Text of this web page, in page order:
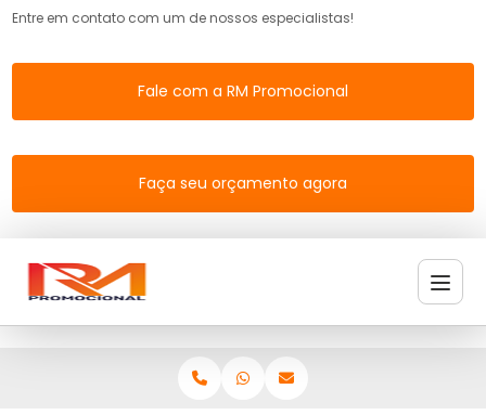
Entre em contato com um de nossos especialistas!
Fale com a RM Promocional
Faça seu orçamento agora